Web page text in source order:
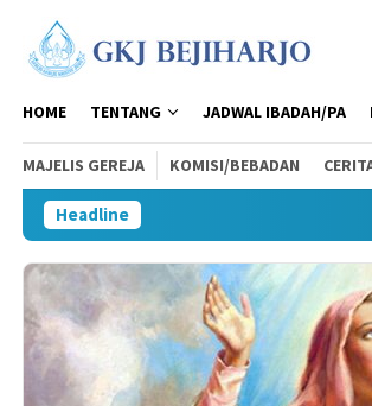
HOME TENTANG JADWAL IBADAH/PA
MAJELIS GEREJA KOMISI/BEBADAN
Headline